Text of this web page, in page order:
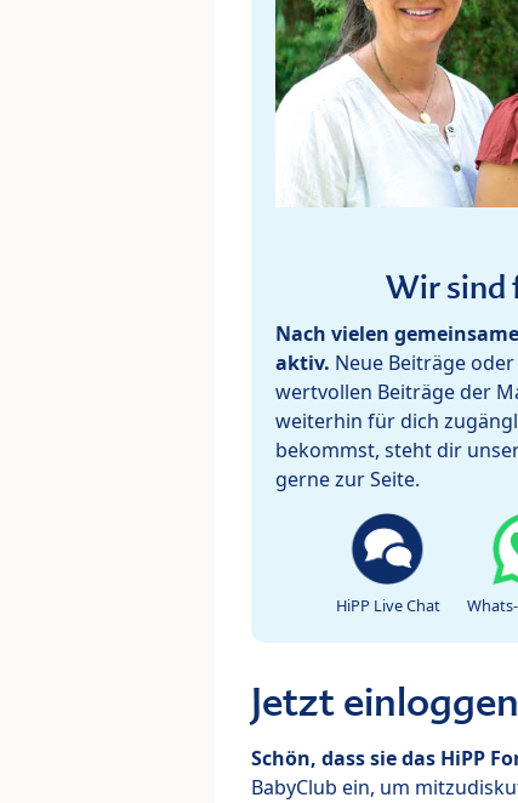
Wir sind
Nach vielen
aktiv. Neue Beiträge
wertvollen Beiträge der
weiterhin für dich
bekommst, steht dir
gerne zur Seite.
HiPP Live Chat
Jetzt
Schön, dass sie das HiPP
BabyClub ein, um